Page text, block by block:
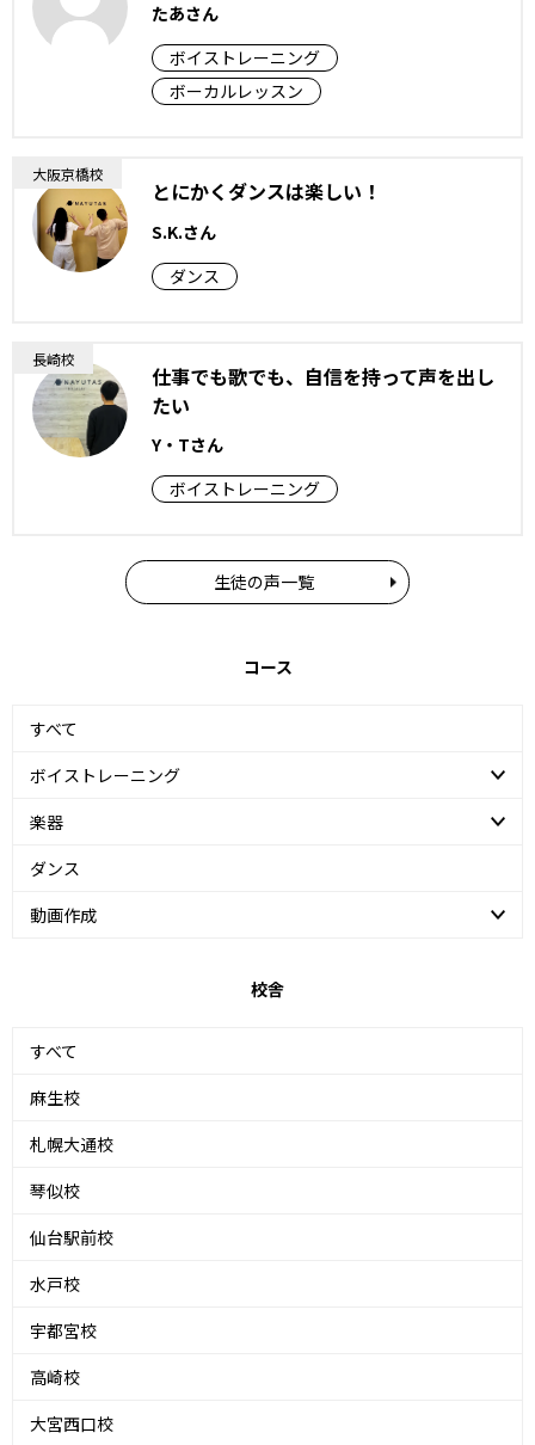
たあさん
ボイストレーニング
ボーカルレッスン
大阪京橋校
とにかくダンスは楽しい！
S.K.さん
ダンス
長崎校
仕事でも歌でも、自信を持って声を出し
たい
Y・Tさん
ボイストレーニング
生徒の声一覧
コース
すべて
ボイストレーニング
楽器
ダンス
動画作成
校舎
すべて
麻生校
札幌大通校
琴似校
仙台駅前校
水戸校
宇都宮校
高崎校
大宮西口校